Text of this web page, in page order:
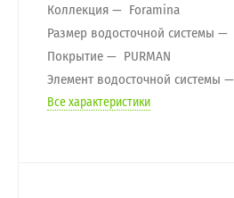
Коллекция
Foramina
Размер водосточной системы
Покрытие
PURMAN
Элемент водосточной системы
Все характеристики